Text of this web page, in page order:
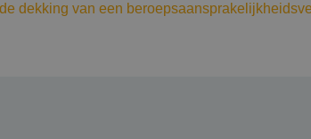
dekking van een